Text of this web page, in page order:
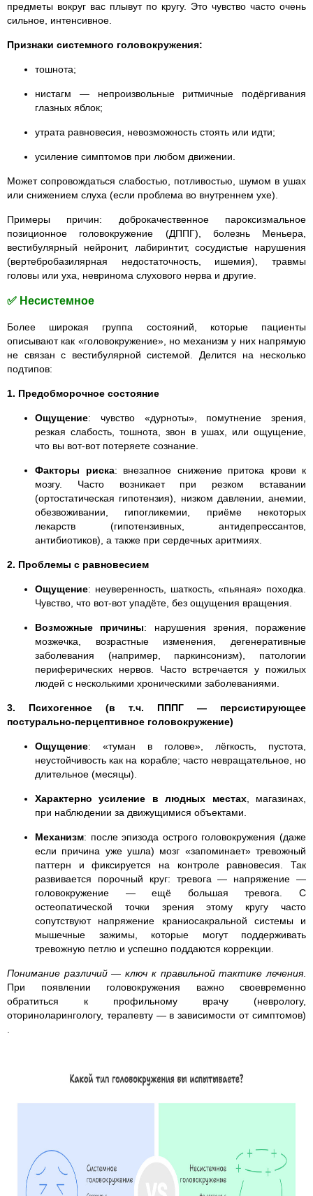
предметы вокруг вас плывут по кругу. Это чувство часто очень
сильное, интенсивное.
Признаки системного головокружения:
тошнота;
нистагм — непроизвольные ритмичные подёргивания
глазных яблок;
утрата равновесия, невозможность стоять или идти;
усиление симптомов при любом движении.
Может сопровождаться слабостью, потливостью, шумом в ушах
или снижением слуха (если проблема во внутреннем ухе).
Примеры причин: доброкачественное пароксизмальное
позиционное головокружение (ДППГ), болезнь Меньера,
вестибулярный нейронит, лабиринтит, сосудистые нарушения
(вертебробазилярная недостаточность, ишемия), травмы
головы или уха, невринома слухового нерва и другие.
✅ Несистемное
Более широкая группа состояний, которые пациенты
описывают как «головокружение», но механизм у них напрямую
не связан с вестибулярной системой. Делится на несколько
подтипов:
1. Предобморочное состояние
Ощущение: чувство «дурноты», помутнение зрения,
резкая слабость, тошнота, звон в ушах, или ощущение,
что вы вот-вот потеряете сознание.
Факторы риска: внезапное снижение притока крови к
мозгу. Часто возникает при резком вставании
(ортостатическая гипотензия), низком давлении, анемии,
обезвоживании, гипогликемии, приёме некоторых
лекарств (гипотензивных, антидепрессантов,
антибиотиков), а также при сердечных аритмиях.
2. Проблемы с равновесием
Ощущение: неуверенность, шаткость, «пьяная» походка.
Чувство, что вот-вот упадёте, без ощущения вращения.
Возможные причины: нарушения зрения, поражение
мозжечка, возрастные изменения, дегенеративные
заболевания (например, паркинсонизм), патологии
периферических нервов. Часто встречается у пожилых
людей с несколькими хроническими заболеваниями.
3. Психогенное (в т.ч. ПППГ — персистирующее
постурально-перцептивное головокружение)
Ощущение: «туман в голове», лёгкость, пустота,
неустойчивость как на корабле; часто невращательное, но
длительное (месяцы).
Характерно усиление в людных местах, магазинах,
при наблюдении за движущимися объектами.
Механизм: после эпизода острого головокружения (даже
если причина уже ушла) мозг «запоминает» тревожный
паттерн и фиксируется на контроле равновесия. Так
развивается порочный круг: тревога — напряжение —
головокружение — ещё большая тревога. С
остеопатической точки зрения этому кругу часто
сопутствуют напряжение краниосакральной системы и
мышечные зажимы, которые могут поддерживать
тревожную петлю и успешно поддаются коррекции.
Понимание различий — ключ к правильной тактике лечения.
При появлении головокружения важно своевременно
обратиться к профильному врачу (неврологу,
оториноларингологу, терапевту — в зависимости от симптомов)
.